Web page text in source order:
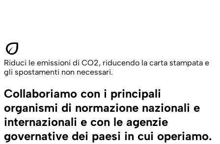
eco
Riduci le emissioni di CO2, riducendo la carta stampata e
gli spostamenti non necessari.
Collaboriamo con i principali
organismi di normazione nazionali e
internazionali e con le agenzie
governative dei paesi in cui operiamo.